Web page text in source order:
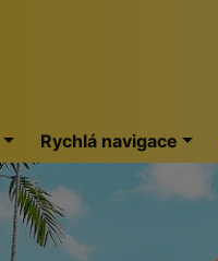
Rychlá navigace